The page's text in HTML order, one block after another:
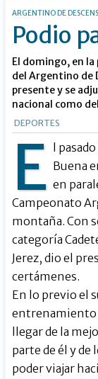
ARGENTINO DE
Podio
El domingo, en
del Argentino de
presente y se
nacional como
DEPORTES
E
l
Buena
en
Campeonato
montaña. Con
categoría
Jerez, dio el
certámenes.
En lo previo el
entrenamiento
llegar de la
parte de él y de
poder viajar